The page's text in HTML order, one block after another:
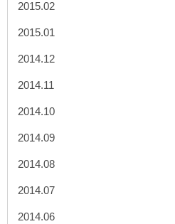
2015.02
2015.01
2014.12
2014.11
2014.10
2014.09
2014.08
2014.07
2014.06